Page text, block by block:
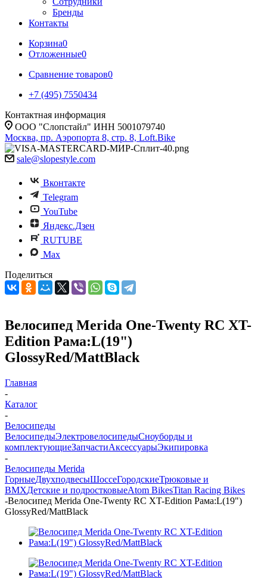
Бренды
Контакты
Корзина0
Отложенные0
Сравнение товаров0
+7 (495) 7550434
Контактная информация
ООО "Слопстайл" ИНН 5001079740
Москва, пр. Аэропорта 8, стр. 8, Loft.Bike
sale@slopestyle.com
Вконтакте
Telegram
YouTube
Яндекс.Дзен
RUTUBE
Max
Поделиться
Велосипед Merida One-Twenty RC XT-
Edition Рама:L(19")
GlossyRed/MattBlack
Главная
-
Каталог
-
Велосипеды
ВелосипедыЭлектровелосипедыCноуборды и
комплектующиеЗапчастиАксессуарыЭкипировка
-
Велосипеды Merida
ГорныеДвухподвесыШоссеГородскиеТрюковые и
BMXДетские и подростковыеAtom BikesTitan Racing Bikes
-Велосипед Merida One-Twenty RC XT-Edition Рама:L(19")
GlossyRed/MattBlack